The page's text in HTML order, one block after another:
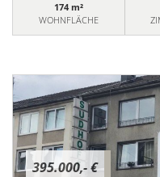
174 m²
WOHNFLÄCHE
395.000,- €